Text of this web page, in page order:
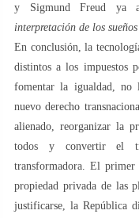
y Sigmund Freud ya
interpretación de los sueños
En conclusión, la
distintos a los impuestos
fomentar la igualdad,
nuevo derecho
alienado, reorganizar la
todos y convertir el
transformadora. El
propiedad privada de las
justificarse, la República